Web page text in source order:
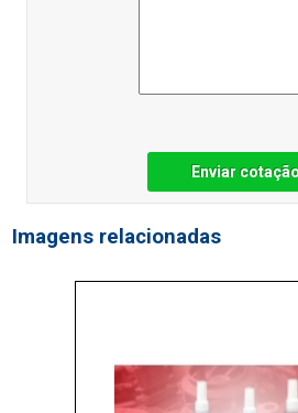
Enviar cotação
Imagens relacionadas